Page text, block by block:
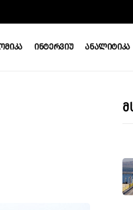
Ინტერვიუ Ანალიტიკა